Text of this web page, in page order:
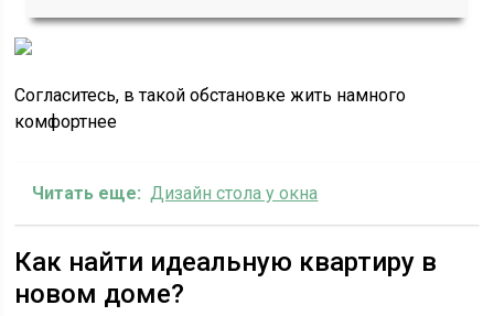
Согласитесь, в такой обстановке жить намного
комфортнее
Читать еще: Дизайн стола у окна
Как найти идеальную квартиру в
новом доме?